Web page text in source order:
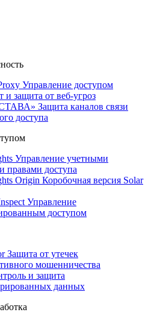
Управление доступом
и защита от веб-угроз
Защита каналов связи
доступа
Управление учетными
правами доступа
Origin Коробочная версия Solar
Управление
доступом
Защита от утечек
мошенничества
и защита
данных